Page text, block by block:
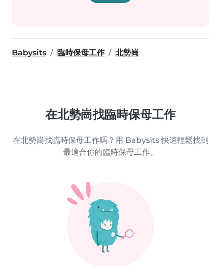
Babysits 臨時保母工作 北勢崗
在北勢崗找臨時保母工作
在北勢崗找臨時保母工作嗎？用 Babysits 快速輕鬆找到
最適合你的臨時保母工作。